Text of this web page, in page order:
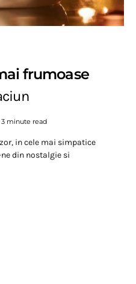
frumoase
3 minute read
in cele mai simpatice
din nostalgie si